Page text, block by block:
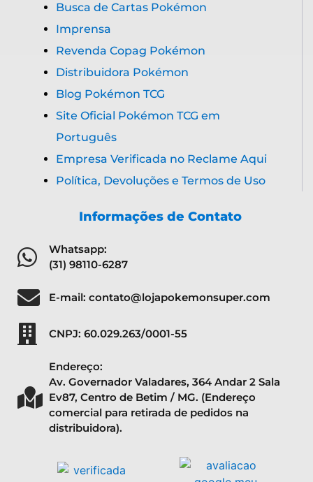
Busca de Cartas Pokémon
Imprensa
Revenda Copag Pokémon
Distribuidora Pokémon
Blog Pokémon TCG
Site Oficial Pokémon TCG em
Português
Empresa Verificada no Reclame Aqui
Política, Devoluções e Termos de Uso
Informações de Contato
Whatsapp:
(31) 98110-6287
E-mail: contato@lojapokemonsuper.com
CNPJ: 60.029.263/0001-55
Endereço:
Av. Governador Valadares, 364 Andar 2 Sala
Ev87, Centro de Betim / MG. (Endereço
comercial para retirada de pedidos na
distribuidora).